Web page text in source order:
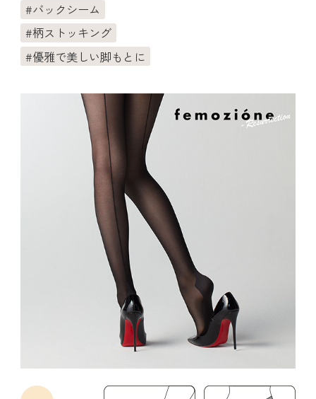
バックシーム
柄ストッキング
優雅で美しい脚もとに